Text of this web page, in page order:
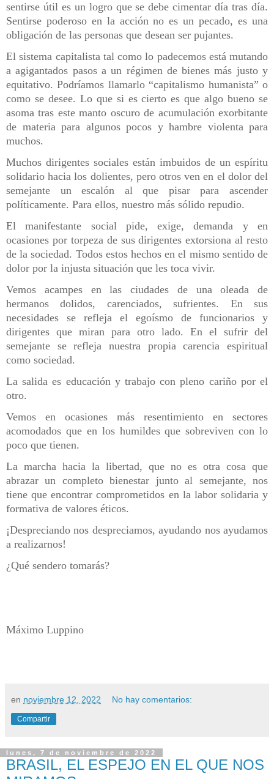
sentirse útil es un logro que se debe cimentar día tras día.
Sentirse poderoso en la acción no es un pecado, es una
obligación de las personas que desean ser pujantes.
El sistema capitalista tal como lo padecemos está mutando
a agigantados pasos a un régimen de bienes más justo y
equitativo. Podríamos llamarlo “capitalismo humanista” o
como se desee. Lo que si es cierto es que algo bueno se
asoma tras este manto oscuro de acumulación exorbitante
de materia para algunos pocos y hambre violenta para
muchos.
Muchos dirigentes sociales están imbuidos de un espíritu
solidario hacia los dolientes, pero otros ven en el dolor del
semejante un escalón al que pisar para ascender
políticamente. Para ellos, nuestro más sólido repudio.
El manifestante social pide, exige, demanda y en
ocasiones por torpeza de sus dirigentes extorsiona al resto
de la sociedad. Todos estos hechos en el mismo sentido de
dolor por la injusta situación que les toca vivir.
Vemos acampes en las ciudades de una oleada de
hermanos dolidos, carenciados, sufrientes. En sus
necesidades se refleja el egoísmo de funcionarios y
dirigentes que miran para otro lado. En el sufrir del
semejante se refleja nuestra propia carencia espiritual
como sociedad.
La salida es educación y trabajo con pleno cariño por el
otro.
Vemos en ocasiones más resentimiento en sectores
acomodados que en los humildes que sobreviven con lo
poco que tienen.
La marcha hacia la libertad, que no es otra cosa que
abrazar un completo bienestar junto al semejante, nos
tiene que encontrar comprometidos en la labor solidaria y
formativa de valores éticos.
¡Despreciando nos despreciamos, ayudando nos ayudamos
a realizarnos!
¿Qué sendero tomarás?
Máximo Luppino
en noviembre 12, 2022 No hay comentarios:
Compartir
lunes, 7 de noviembre de 2022
BRASIL, EL ESPEJO EN EL QUE NOS